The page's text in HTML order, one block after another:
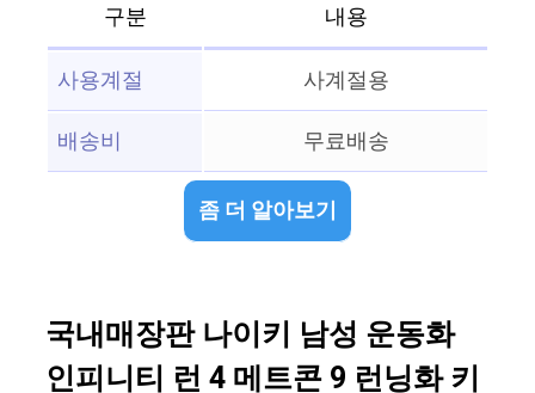
구분
내용
사용계절
사계절용
배송비
무료배송
좀 더 알아보기
국내매장판 나이키 남성 운동화
인피니티 런 4 메트콘 9 런닝화 키